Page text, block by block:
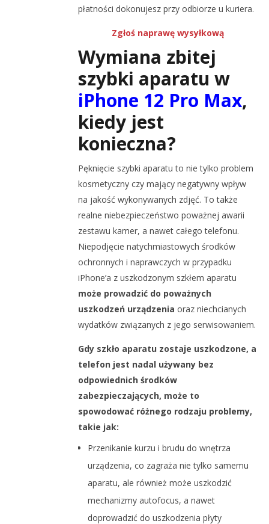
płatności dokonujesz przy odbiorze u kuriera.
Zgłoś naprawę wysyłkową
Wymiana zbitej
szybki aparatu w
iPhone 12 Pro Max,
kiedy jest
konieczna?
Pęknięcie szybki aparatu to nie tylko problem
kosmetyczny czy mający negatywny wpływ
na jakość wykonywanych zdjęć. To także
realne niebezpieczeństwo poważnej awarii
zestawu kamer, a nawet całego telefonu.
Niepodjęcie natychmiastowych środków
ochronnych i naprawczych w przypadku
iPhone’a z uszkodzonym szkłem aparatu
może prowadzić do poważnych
uszkodzeń urządzenia oraz niechcianych
wydatków związanych z jego serwisowaniem.
Gdy szkło aparatu zostaje uszkodzone, a
telefon jest nadal używany bez
odpowiednich środków
zabezpieczających, może to
spowodować różnego rodzaju problemy,
takie jak:
Przenikanie kurzu i brudu do wnętrza
urządzenia, co zagraża nie tylko samemu
aparatu, ale również może uszkodzić
mechanizmy autofocus, a nawet
doprowadzić do uszkodzenia płyty